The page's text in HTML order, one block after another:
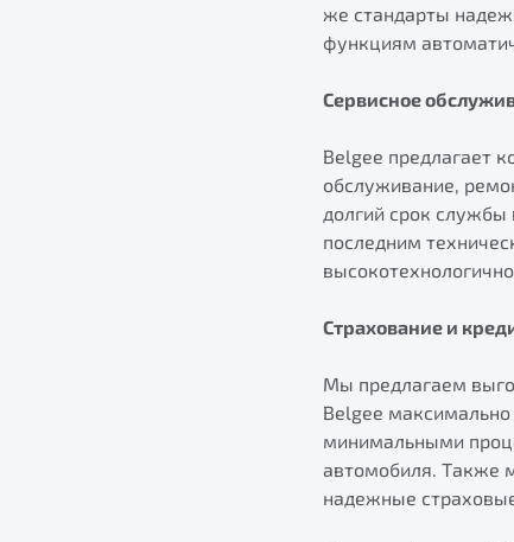
же стандарты
функциям
Сервисное
Belgee предлагает
обслуживание,
долгий срок
последним
Страхование и
Мы предлагаем
Belgee
минимальными
автомобиля. Также
надежные